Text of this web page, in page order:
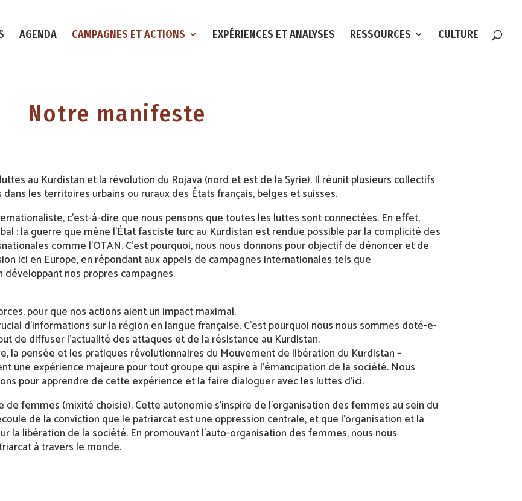
AGENDA CAMPAGNES ET ACTIONS EXPÉRIENCES ET ANALYSES RESSOURCES CULTURE
Notre manifeste
au Kurdistan et la révolution du Rojava (nord et est de la Syrie). Il réunit plusieurs collectifs
les territoires urbains ou ruraux des États français, belges et suisses.
c’est-à-dire que nous pensons que toutes les luttes sont connectées. En effet,
: la guerre que mène l’État fasciste turc au Kurdistan est rendue possible par la complicité des
comme l’OTAN. C’est pourquoi, nous nous donnons pour objectif de dénoncer et de
ici en Europe, en répondant aux appels de campagnes internationales tels que
nos propres campagnes.
pour que nos actions aient un impact maximal.
d’informations sur la région en langue française. C’est pourquoi nous nous sommes doté-e-
de diffuser l’actualité des attaques et de la résistance au Kurdistan.
la pensée et les pratiques révolutionnaires du Mouvement de libération du Kurdistan –
une expérience majeure pour tout groupe qui aspire à l’émancipation de la société. Nous
pour apprendre de cette expérience et la faire dialoguer avec les luttes d’ici.
femmes (mixité choisie). Cette autonomie s’inspire de l’organisation des femmes au sein du
de la conviction que le patriarcat est une oppression centrale, et que l’organisation et la
la libération de la société. En promouvant l’auto-organisation des femmes, nous nous
à travers le monde.